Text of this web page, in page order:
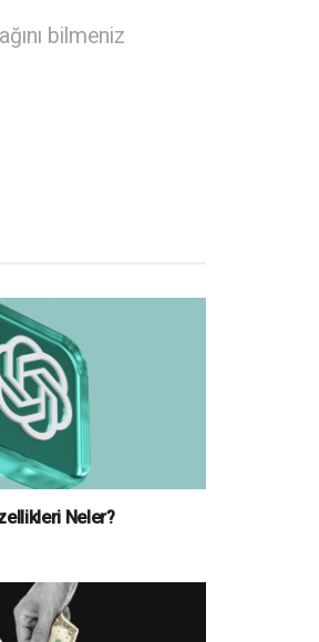
bilmeniz
Neler?